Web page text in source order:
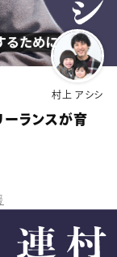
村上 アシシ
ランスが育